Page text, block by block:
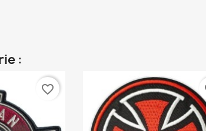
:
favorite_border